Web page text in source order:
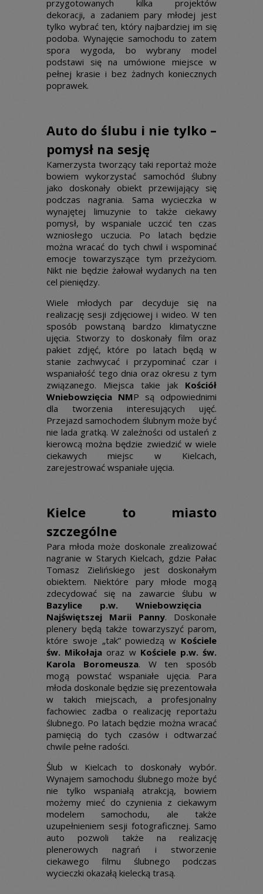
przygotowanych kilka projektów
dekoracji, a zadaniem pary młodej jest
tylko wybrać ten, który najbardziej im się
podoba. Wynajęcie samochodu to zatem
spora wygoda, bo wybrany model
podstawi się na umówione miejsce w
pełnej krasie i bez żadnych koniecznych
poprawek.
Auto do ślubu i nie tylko –
pomysł na sesję
Kamerzysta tworzący taki reportaż może
bowiem wykorzystać samochód ślubny
jako doskonały obiekt przewijający się
podczas nagrania. Sama wycieczka w
wynajętej limuzynie to także ciekawy
pomysł, by wspaniale uczcić ten czas
wzniosłego uczucia. Po latach będzie
można wracać do tych chwil i wspominać
emocje towarzyszące tym przeżyciom.
Nikt nie będzie żałował wydanych na ten
cel pieniędzy.
Wiele młodych par decyduje się na
realizację sesji zdjęciowej i wideo. W ten
sposób powstaną bardzo klimatyczne
ujęcia. Stworzy to doskonały film oraz
pakiet zdjęć, które po latach będą w
stanie zachwycać i przypominać czar i
wspaniałość tego dnia oraz okresu z tym
związanego. Miejsca takie jak Kościół
Wniebowzięcia NMP są odpowiednimi
dla tworzenia interesujących ujęć.
Przejazd samochodem ślubnym może być
nie lada gratką. W zależności od ustaleń z
kierowcą można będzie zwiedzić w wiele
ciekawych miejsc w Kielcach,
zarejestrować wspaniałe ujęcia.
Kielce to miasto
szczególne
Para młoda może doskonale zrealizować
nagranie w Starych Kielcach, gdzie Pałac
Tomasz Zielińskiego jest doskonałym
obiektem. Niektóre pary młode mogą
zdecydować się na zawarcie ślubu w
Bazylice p.w. Wniebowzięcia
Najświętszej Marii Panny. Doskonałe
plenery będą także towarzyszyć parom,
które swoje „tak” powiedzą w Kościele
św. Mikołaja oraz w Kościele p.w. św.
Karola Boromeusza. W ten sposób
mogą powstać wspaniałe ujęcia. Para
młoda doskonale będzie się prezentowała
w takich miejscach, a profesjonalny
fachowiec zadba o realizację reportażu
ślubnego. Po latach będzie można wracać
pamięcią do tych czasów i odtwarzać
chwile pełne radości.
Ślub w Kielcach to doskonały wybór.
Wynajem samochodu ślubnego może być
nie tylko wspaniałą atrakcją, bowiem
możemy mieć do czynienia z ciekawym
modelem samochodu, ale także
uzupełnieniem sesji fotograficznej. Samo
auto pozwoli także na realizację
plenerowych nagrań i stworzenie
ciekawego filmu ślubnego podczas
wycieczki okazałą kielecką trasą.